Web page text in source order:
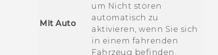
Mit Auto
um Nicht stören
automatisch zu
aktivieren, wenn Sie sich
in einem fahrenden
Fahrzeug befinden.